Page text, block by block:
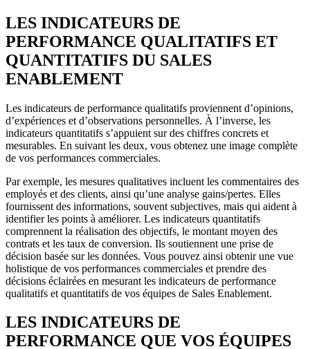
LES INDICATEURS DE
PERFORMANCE QUALITATIFS ET
QUANTITATIFS DU SALES
ENABLEMENT
Les indicateurs de performance qualitatifs proviennent d’opinions,
d’expériences et d’observations personnelles. À l’inverse, les
indicateurs quantitatifs s’appuient sur des chiffres concrets et
mesurables. En suivant les deux, vous obtenez une image complète
de vos performances commerciales.
Par exemple, les mesures qualitatives incluent les commentaires des
employés et des clients, ainsi qu’une analyse gains/pertes. Elles
fournissent des informations, souvent subjectives, mais qui aident à
identifier les points à améliorer. Les indicateurs quantitatifs
comprennent la réalisation des objectifs, le montant moyen des
contrats et les taux de conversion. Ils soutiennent une prise de
décision basée sur les données. Vous pouvez ainsi obtenir une vue
holistique de vos performances commerciales et prendre des
décisions éclairées en mesurant les indicateurs de performance
qualitatifs et quantitatifs de vos équipes de Sales Enablement.
LES INDICATEURS DE
PERFORMANCE QUE VOS ÉQUIPES